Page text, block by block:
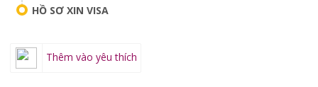
HỒ SƠ XIN VISA
Thêm vào yêu thích